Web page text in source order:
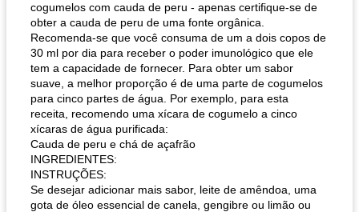
cogumelos com cauda de peru - apenas certifique-se de
obter a cauda de peru de uma fonte orgânica.
Recomenda-se que você consuma de um a dois copos de
30 ml por dia para receber o poder imunológico que ele
tem a capacidade de fornecer. Para obter um sabor
suave, a melhor proporção é de uma parte de cogumelos
para cinco partes de água. Por exemplo, para esta
receita, recomendo uma xícara de cogumelo a cinco
xícaras de água purificada:
Cauda de peru e chá de açafrão
INGREDIENTES:
INSTRUÇÕES:
Se desejar adicionar mais sabor, leite de amêndoa, uma
gota de óleo essencial de canela, gengibre ou limão ou